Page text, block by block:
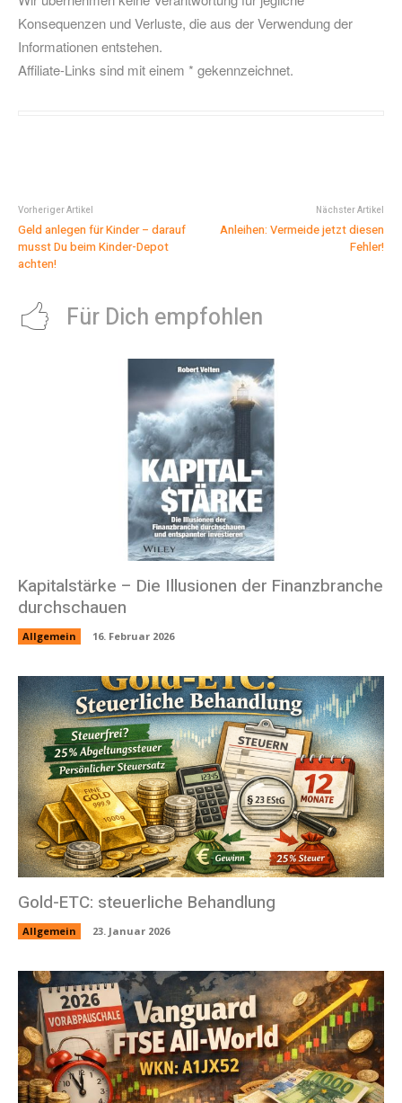
Konsequenzen und Verluste, die aus der Verwendung der
Informationen entstehen.
Affiliate-Links sind mit einem * gekennzeichnet.
Vorheriger Artikel
Geld anlegen für Kinder – darauf
musst Du beim Kinder-Depot
achten!
Nächster Artikel
Anleihen: Vermeide jetzt diesen
Fehler!
Für Dich empfohlen
Kapitalstärke – Die Illusionen der Finanzbranche
durchschauen
Allgemein 16. Februar 2026
Gold-ETC: steuerliche Behandlung
Allgemein 23. Januar 2026